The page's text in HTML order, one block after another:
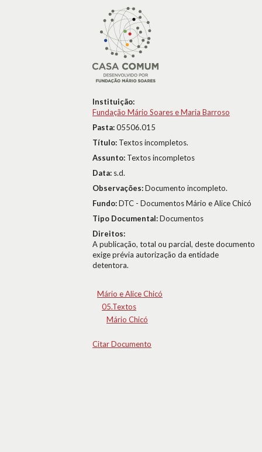
Instituição:
Fundação Mário Soares e Maria Barroso
Pasta:05506.015
Título: Textos incompletos.
Assunto: Textos incompletos
Data: s.d.
Observações:Documento incompleto.
Fundo:DTC - Documentos Mário e Alice Chicó
Tipo Documental:Documentos
Direitos:
A publicação, total ou parcial, deste documento
exige prévia autorização da entidade
detentora.
Mário e Alice Chicó
05.Textos
Mário Chicó
Citar Documento